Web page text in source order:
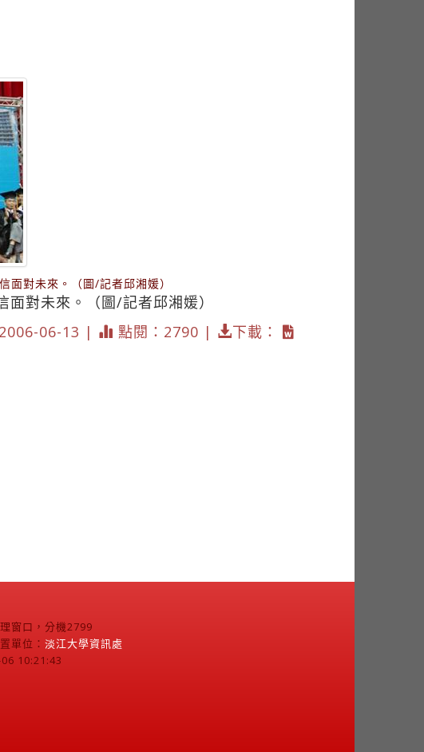
面對未來。（圖/記者邱湘媛）
對未來。（圖/記者邱湘媛）
06-13 | 點閱：2790 | 下載：
窗口，分機2799
單位： 淡江大學資訊處
10:21:43